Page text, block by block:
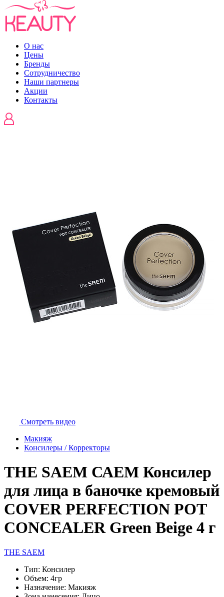
О нас
Цены
Бренды
Сотрудничество
Наши партнеры
Акции
Контакты
Смотреть видео
Макияж
Консилеры / Корректоры
THE SAEM САЕМ Консилер
для лица в баночке кремовый
COVER PERFECTION POT
CONCEALER Green Beige 4 г
THE SAEM
Тип: Консилер
Объем: 4гр
Назначение: Макияж